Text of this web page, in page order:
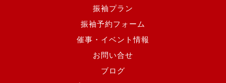
振袖プラン
振袖予約フォーム
催事・イベント情報
お問い合せ
ブログ